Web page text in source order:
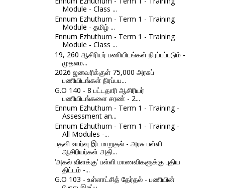
Module - Class ...
Ennum Ezhuthum - Term 1 - Training
Module - தமிழ் ...
Ennum Ezhuthum - Term 1 - Training
Module - Class ...
19, 260 ஆசிரியர் பணியிடங்கள் நிரப்பப்படும் -
முதலம...
2026 ஜனவரிக்குள் 75,000 அரசுப்
பணியிடங்கள் நிரப்பப...
G.O 140 - 8 பட்டதாரி ஆசிரியர்
பணியிடங்களை சரண் - 2...
Ennum Ezhuthum - Term 1 - Training -
Assessment an...
Ennum Ezhuthum - Term 1 - Training -
All Modules -...
பதவி உயர்வு இடமாறுதல் - அரசு பள்ளி
ஆசிரியர்கள் அதி...
‘அகல் விளக்கு’ பள்ளி மாணவிகளுக்கு புதிய
திட்டம் -...
G.O 103 - உள்ளாட்சித் தேர்தல் - பணியின்